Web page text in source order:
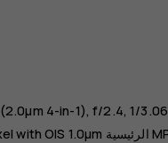
4-in-1), f/2.4, 1/3.06”
الرئيسية with OIS 1.0µm